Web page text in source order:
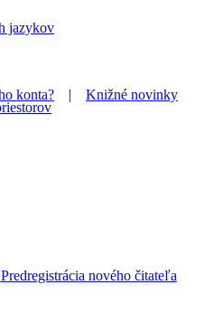
jazykov
konta? | Knižné novinky
Predregistrácia nového čitateľa